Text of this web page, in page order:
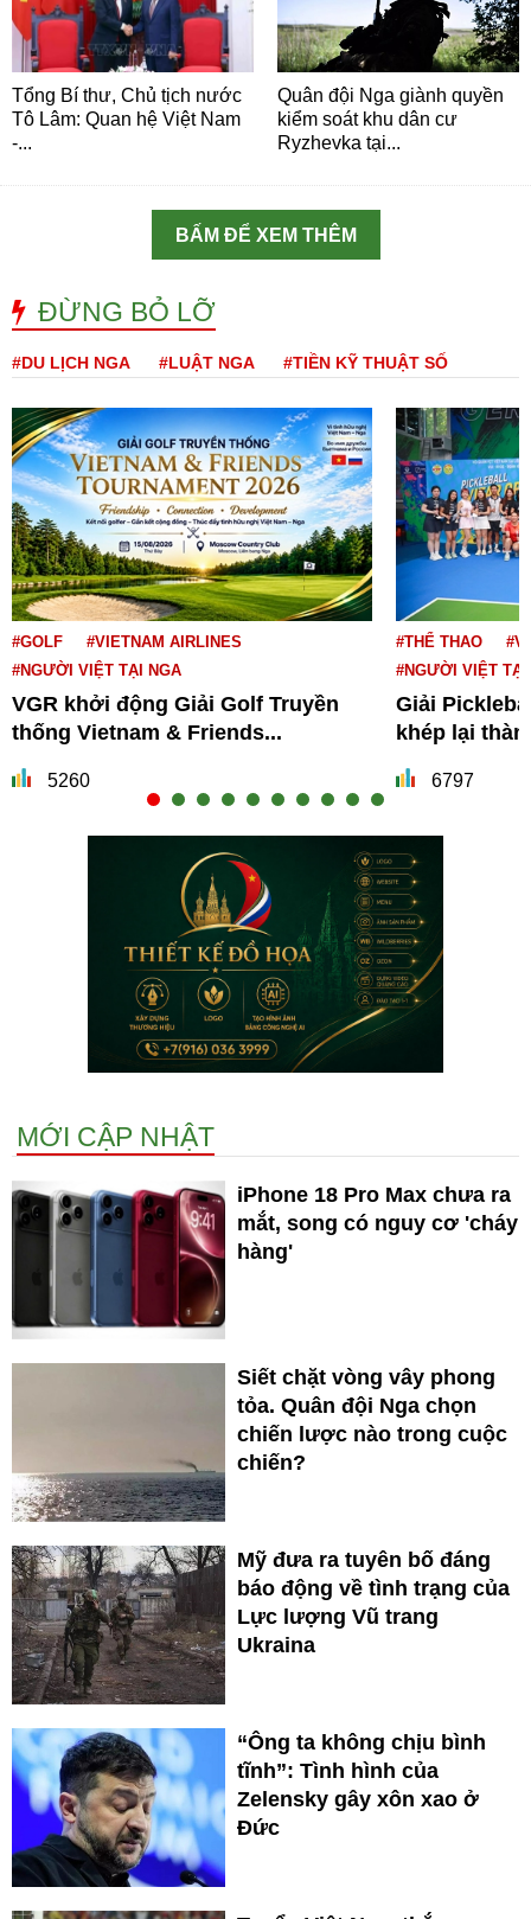
Tổng Bí thư, Chủ tịch nước
Tô Lâm: Quan hệ Việt Nam
-...
Quân đội Nga giành quyền
kiểm soát khu dân cư
Ryzhevka tại...
BẤM ĐỂ XEM THÊM
ĐỪNG BỎ LỠ
#DU LỊCH NGA #LUẬT NGA #TIỀN KỸ THUẬT SỐ
#GOLF
#VIETNAM AIRLINES
#NGƯỜI VIỆT TẠI NGA
VGR khởi động Giải Golf Truyền
thống Vietnam & Friends...
5260
#THỂ THAO
#NGƯỜI VIỆT TẠI
Giải
khép lại
6797
MỚI CẬP NHẬT
iPhone 18 Pro Max chưa ra
mắt, song có nguy cơ 'cháy
hàng'
Siết chặt vòng vây phong
tỏa. Quân đội Nga chọn
chiến lược nào trong cuộc
chiến?
Mỹ đưa ra tuyên bố đáng
báo động về tình trạng của
Lực lượng Vũ trang
Ukraina
“Ông ta không chịu bình
tĩnh”: Tình hình của
Zelensky gây xôn xao ở
Đức